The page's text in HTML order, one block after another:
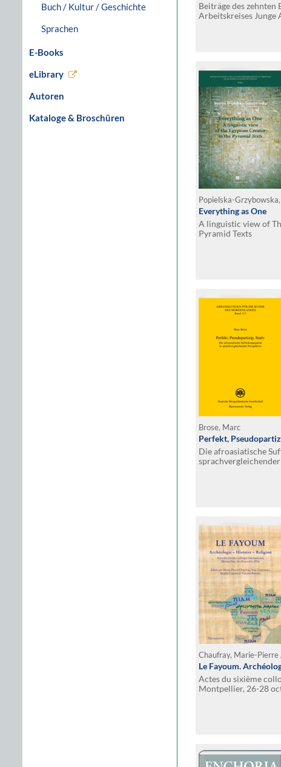
Buch / Kultur / Geschichte
Sprachen
E-Books
eLibrary
Autoren
Kataloge & Broschüren
Beiträge des zehnten
Arbeitskreises Junge
Popielska-
Everything as One
A linguistic view of
Pyramid Texts
Brose, Marc
Perfekt,
Die afroasiatische
Le Fayoum.
Actes du sixième
Montpellier, 26-28